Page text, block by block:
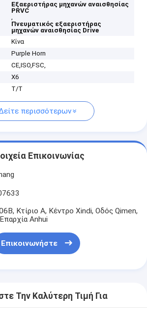
Εξαεριστήρας μηχανών αναισθησίας
PRVC
,
Πνευματικός εξαεριστήρας
μηχανών αναισθησίας Drive
Κίνα
Purple Horn
CE,ISO,FSC,
X6
T/T
περισσότερων
Επικοινωνίας
Κτίριο A, Κέντρο Xindi, Οδός Qimen,
Anhui
Επικοινωνήστε
Την Καλύτερη Τιμή Για